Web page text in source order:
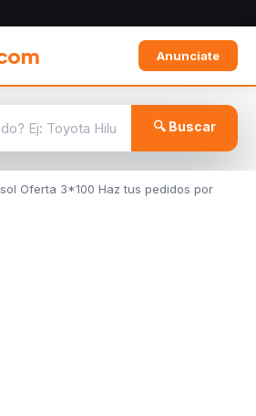
Anunciate
🔍 Buscar
Oferta 3*100 Haz tus pedidos por